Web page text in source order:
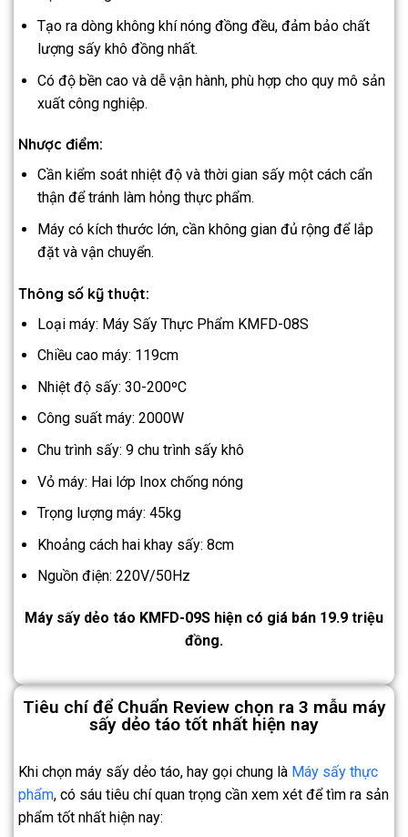
Tạo ra dòng không khí nóng đồng đều, đảm bảo chất
lượng sấy khô đồng nhất.
Có độ bền cao và dễ vận hành, phù hợp cho quy mô sản
xuất công nghiệp.
Nhược điểm:
Cần kiểm soát nhiệt độ và thời gian sấy một cách cẩn
thận để tránh làm hỏng thực phẩm.
Máy có kích thước lớn, cần không gian đủ rộng để lắp
đặt và vận chuyển.
Thông số kỹ thuật:
Loại máy: Máy Sấy Thực Phẩm KMFD-08S
Chiều cao máy: 119cm
Nhiệt độ sấy: 30-200ºC
Công suất máy: 2000W
Chu trình sấy: 9 chu trình sấy khô
Vỏ máy: Hai lớp Inox chống nóng
Trọng lượng máy: 45kg
Khoảng cách hai khay sấy: 8cm
Nguồn điện: 220V/50Hz
Máy sấy dẻo táo KMFD-09S hiện có giá bán 19.9 triệu
đồng.
Tiêu chí để Chuẩn Review chọn ra 3 mẫu máy
sấy dẻo táo tốt nhất hiện nay
Khi chọn máy sấy dẻo táo, hay gọi chung là Máy sấy thực
phẩm, có sáu tiêu chí quan trọng cần xem xét để tìm ra sản
phẩm tốt nhất hiện nay: